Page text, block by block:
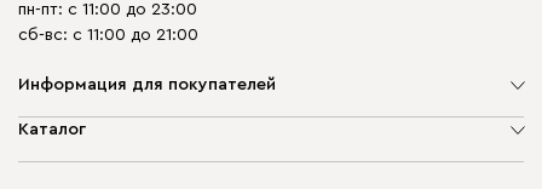
пн-пт: с 11:00 до 23:00
сб-вс: с 11:00 до 21:00
Информация для покупателей
О компании
Каталог